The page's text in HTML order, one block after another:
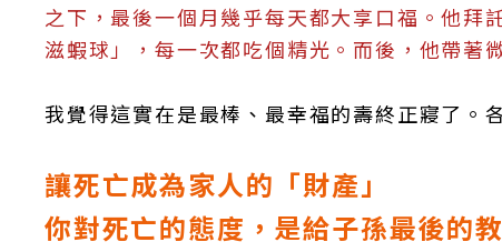
之下，最後一個月幾乎每天都大享口福。他拜
滋蝦球」，每一次都吃個精光。而後，他帶著
我覺得這實在是最棒、最幸福的壽終正寢了。
讓死亡成為家人的「財產」
你對死亡的態度，是給子孫最後的